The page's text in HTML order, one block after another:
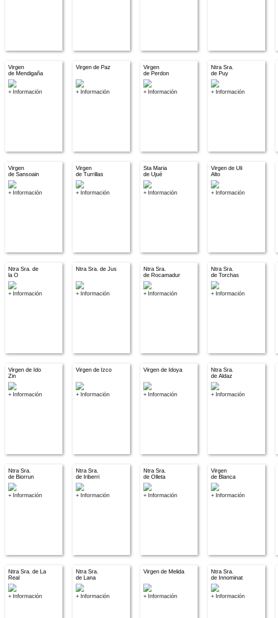
Virgen
de Mendigaña
+ Información
Virgen de Paz
+ Información
Virgen
de Perdon
+ Información
Ntra Sra.
de Puy
+ Información
Virgen
de Sansoain
+ Información
Virgen
de Turrillas
+ Información
Sta Maria
de Ujué
+ Información
Virgen de Uli
Alto
+ Información
Ntra Sra. de
la O
+ Información
Ntra Sra. de Jus
+ Información
Ntra Sra.
de Rocamadur
+ Información
Ntra Sra.
de Torchas
+ Información
Virgen de Ido
Zin
+ Información
Virgen de Izco
+ Información
Virgen de Idoya
+ Información
Ntra Sra.
de Aldaz
+ Información
Ntra Sra.
de Biorrun
+ Información
Ntra Sra.
de Iriberri
+ Información
Ntra Sra.
de Olleta
+ Información
Virgen
de Blanca
+ Información
Ntra Sra. de La
Real
+ Información
Ntra Sra.
de Lana
+ Información
Virgen de Melida
+ Información
Ntra Sra.
de Innominat
+ Información